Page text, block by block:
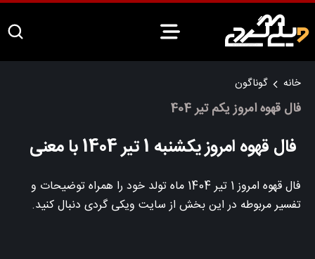
خانه گوناگون
فال قهوه امروز یکم تیر 404
فال قهوه امروز یکشنبه 1 تیر 1404 با معنی
فال قهوه امروز 1 تیر 1404 ماه تولد خود را همراه توضیحات و
تفسیر مربوطه در این بخش از سایت ویکی گردی دنبال کنید.